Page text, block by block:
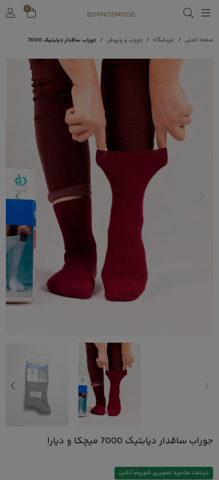
0
صفحه اصلی فروشگاه جوراب و پاپوش جوراب ساقدار دیابتیک 7000
جوراب ساقدار دیابتیک 7000 میچکا و دیارا
دریافت مشاوره تصویری شوروم آنلاین